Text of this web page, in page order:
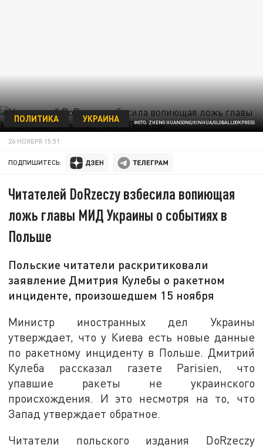
ФОТО: ZHENG HUANSONG/XINHUA/GLOBALLOOKPRESS
ПОЛИТИКА УКРАИНА
26 НОЯБРЯ 15:51
ПОДПИШИТЕСЬ:
Читателей DoRzeczy взбесила вопиющая
ложь главы МИД Украины о событиях в
Польше
Польские читатели раскритиковали
заявление Дмитрия Кулебы о ракетном
инциденте, произошедшем 15 ноября
Министр иностранных дел Украины
утверждает, что у Киева есть новые данные
по ракетному инциденту в Польше. Дмитрий
Кулеба рассказал газете Parisien, что
упавшие ракеты не украинского
происхождения. И это несмотря на то, что
Запад утверждает обратное.
Читатели польского издания DoRzeczy